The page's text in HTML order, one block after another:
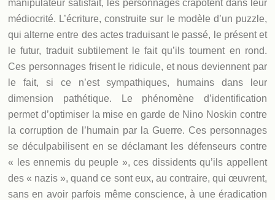
manipulateur satisfait, les personnages crapotent dans leur
médiocrité. L’écriture, construite sur le modèle d’un puzzle,
qui alterne entre des actes traduisant le passé, le présent et
le futur, traduit subtilement le fait qu’ils tournent en rond.
Ces personnages frisent le ridicule, et nous deviennent par
le fait, si ce n’est sympathiques, humains dans leur
dimension pathétique. Le phénomène d’identification
permet d’optimiser la mise en garde de Nino Noskin contre
la corruption de l’humain par la Guerre. Ces personnages
se déculpabilisent en se déclamant les défenseurs contre
« les ennemis du peuple », ces dissidents qu’ils appellent
des « nazis », quand ce sont eux, au contraire, qui œuvrent,
sans en avoir parfois même conscience, à une éradication